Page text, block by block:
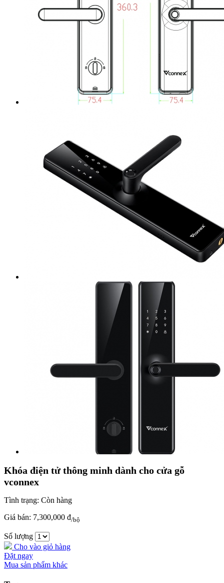
Khóa điện tử thông minh dành cho cửa gỗ
vconnex
Tình trạng: Còn hàng
Giá bán: 7,300,000 đ/bộ
Số lượng
Cho vào giỏ hàng
Đặt ngay
Mua sản phẩm khác